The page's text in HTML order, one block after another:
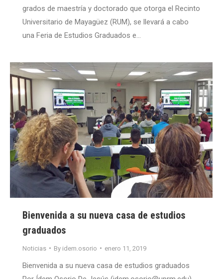
grados de maestría y doctorado que otorga el Recinto
Universitario de Mayagüez (RUM), se llevará a cabo
una Feria de Estudios Graduados e…
Bienvenida a su nueva casa de estudios
graduados
Noticias By idem.osorio enero 11, 2019
Bienvenida a su nueva casa de estudios graduados